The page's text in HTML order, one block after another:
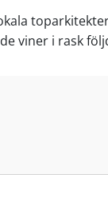
viner i rask